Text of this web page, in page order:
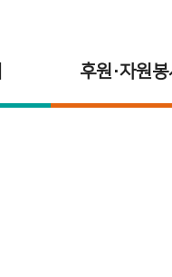
후원·자원